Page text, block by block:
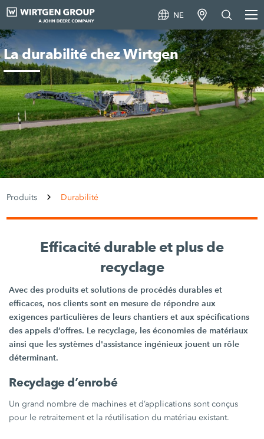
NE
La durabilité chez Wirtgen
Produits Durabilité
Efficacité durable et plus de
recyclage
Avec des produits et solutions de procédés durables et
efficaces, nos clients sont en mesure de répondre aux
exigences particulières de leurs chantiers et aux spécifications
des appels d’offres. Le recyclage, les économies de matériaux
ainsi que les systèmes d'assistance ingénieux jouent un rôle
déterminant.
Recyclage d’enrobé
Un grand nombre de machines et d’applications sont conçus
pour le retraitement et la réutilisation du matériau existant.